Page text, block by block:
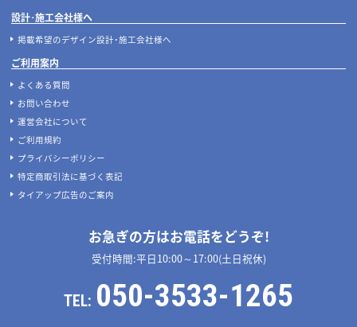
設計･施工会社様へ
掲載希望のデザイン設計･施工会社様へ
ご利用案内
よくある質問
お問い合わせ
運営会社について
ご利用規約
プライバシーポリシー
特定商取引法に基づく表記
タイアップ広告のご案内
お急ぎの方はお電話をどうぞ!
受付時間:平日10:00～17:00(土日祝休)
TEL: 050-3533-1265